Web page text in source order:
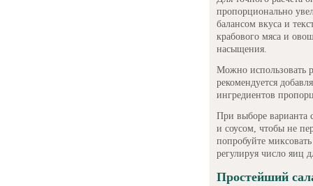
пропорционально
балансом вкуса и
крабового мяса и
насыщения.
Можно использовать
рекомендуется
ингредиентов
При выборе варианта
и соусом, чтобы не
попробуйте
регулируя число яиц
Простейший